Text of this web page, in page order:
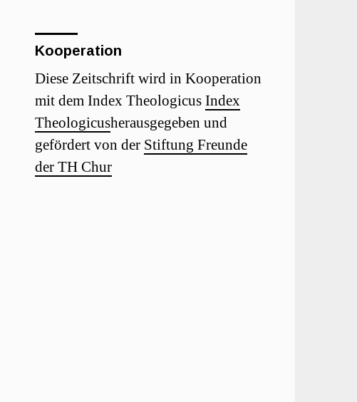
Kooperation
Diese Zeitschrift wird in Kooperation
mit dem Index Theologicus Index
Theologicusherausgegeben und
gefördert von der Stiftung Freunde
der TH Chur